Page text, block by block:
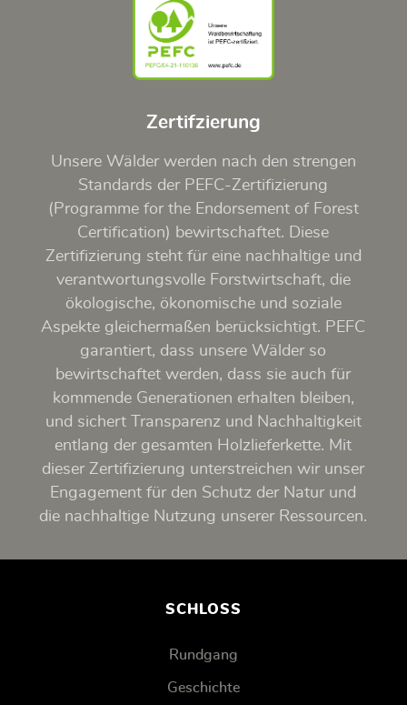
Zertifzierung
Unsere Wälder werden nach den strengen
Standards der PEFC-Zertifizierung
(Programme for the Endorsement of Forest
Certification) bewirtschaftet. Diese
Zertifizierung steht für eine nachhaltige und
verantwortungsvolle Forstwirtschaft, die
ökologische, ökonomische und soziale
Aspekte gleichermaßen berücksichtigt. PEFC
garantiert, dass unsere Wälder so
bewirtschaftet werden, dass sie auch für
kommende Generationen erhalten bleiben,
und sichert Transparenz und Nachhaltigkeit
entlang der gesamten Holzlieferkette. Mit
dieser Zertifizierung unterstreichen wir unser
Engagement für den Schutz der Natur und
die nachhaltige Nutzung unserer Ressourcen.
SCHLOSS
Rundgang
Geschichte